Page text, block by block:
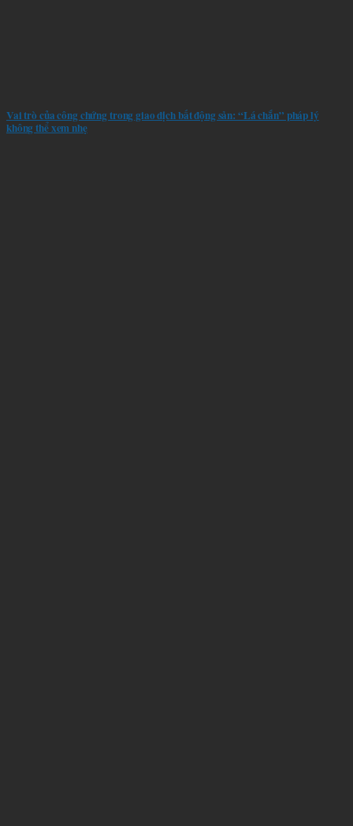
Vai trò của công chứng trong giao dịch bất động sản: “Lá chắn” pháp lý
không thể xem nhẹ